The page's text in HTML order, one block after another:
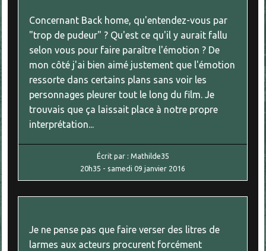
Concernant Back home, qu'entendez-vous par
"trop de pudeur" ? Qu'est ce qu'il y aurait fallu
selon vous pour faire paraître l'émotion ? De
mon côté j'ai bien aimé justement que l'émotion
ressorte dans certains plans sans voir les
personnages pleurer tout le long du film. Je
trouvais que ça laissait place à notre propre
interprétation...
Écrit par : Mathilde35
20h35 - samedi 09 janvier 2016
Je ne pense pas que faire verser des litres de
larmes aux acteurs procurent forcément